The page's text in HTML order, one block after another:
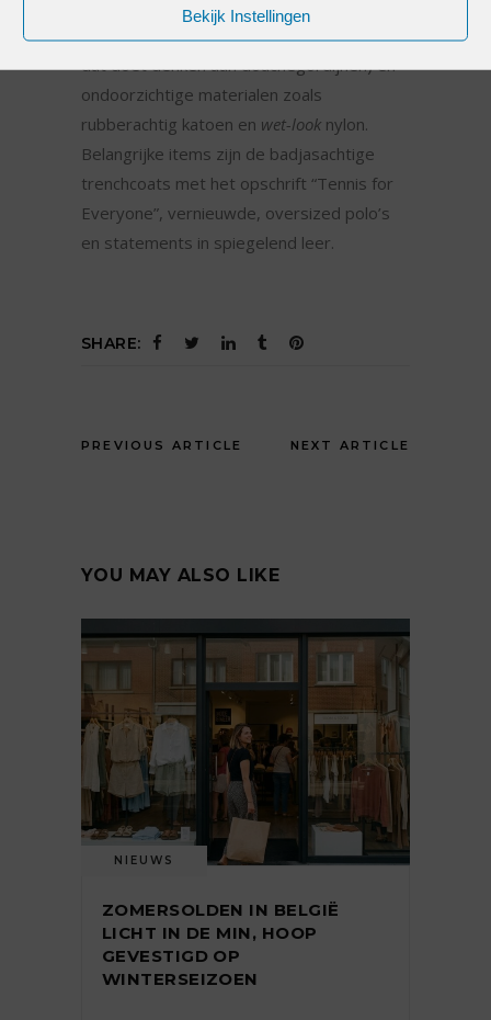
Bekijk Instellingen
garderobe. Er is een spel van contrasten
tussen transparante stoffen (zoals organza
dat doet denken aan douchegordijnen) en
ondoorzichtige materialen zoals
rubberachtig katoen en wet-look nylon.
Belangrijke items zijn de badjasachtige
trenchcoats met het opschrift “Tennis for
Everyone”, vernieuwde, oversized polo’s
en statements in spiegelend leer.
SHARE:
PREVIOUS ARTICLE NEXT ARTICLE
YOU MAY ALSO LIKE
NIEUWS
ZOMERSOLDEN IN BELGIË
LICHT IN DE MIN, HOOP
GEVESTIGD OP
WINTERSEIZOEN